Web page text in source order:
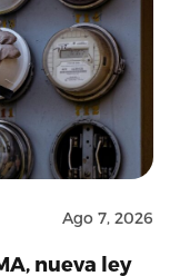
Ago 7, 2026
nueva ley